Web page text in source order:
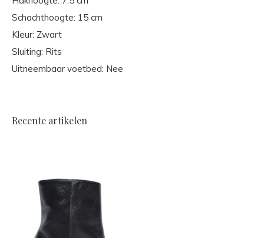
Schachthoogte: 15 cm
Kleur: Zwart
Sluiting: Rits
Uitneembaar voetbed: Nee
Recente artikelen